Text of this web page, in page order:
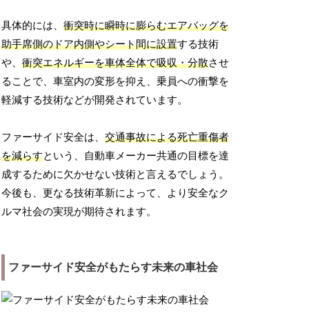
具体的には、衝突時に瞬時に膨らむエアバッグを
助手席側のドア内側やシート間に設置する技術
や、衝突エネルギーを車体全体で吸収・分散させ
ることで、車室内の変形を抑え、乗員への衝撃を
軽減する技術などが開発されています。
ファーサイド安全は、交通事故による死亡重傷者
を減らすという、自動車メーカー共通の目標を達
成するために欠かせない技術と言えるでしょう。
今後も、更なる技術革新によって、より安全なク
ルマ社会の実現が期待されます。
ファーサイド安全がもたらす未来の車社会